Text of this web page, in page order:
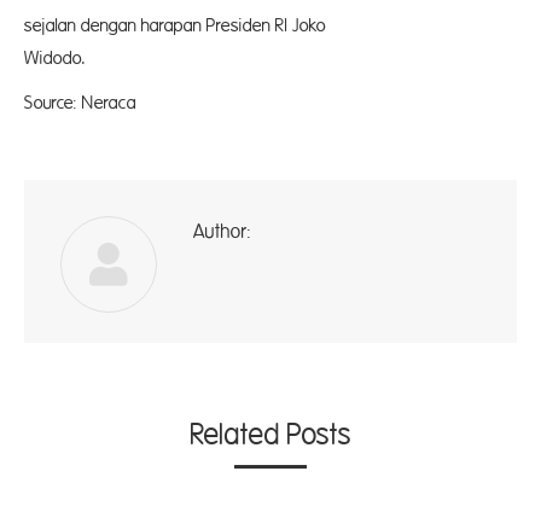
sejalan dengan harapan Presiden RI Joko
Widodo.
Source: Neraca
Author:
Related Posts